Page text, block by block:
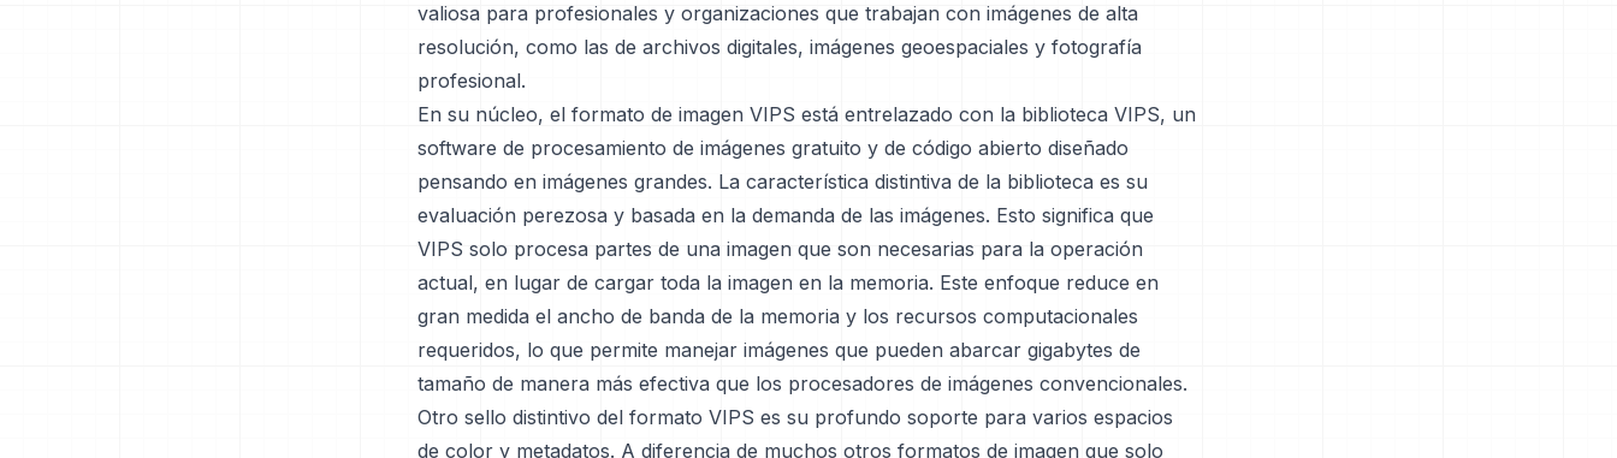
valiosa para profesionales y organizaciones que trabajan con imágenes de alta
resolución, como las de archivos digitales, imágenes geoespaciales y fotografía
profesional.
En su núcleo, el formato de imagen VIPS está entrelazado con la biblioteca VIPS, un
software de procesamiento de imágenes gratuito y de código abierto diseñado
pensando en imágenes grandes. La característica distintiva de la biblioteca es su
evaluación perezosa y basada en la demanda de las imágenes. Esto significa que
VIPS solo procesa partes de una imagen que son necesarias para la operación
actual, en lugar de cargar toda la imagen en la memoria. Este enfoque reduce en
gran medida el ancho de banda de la memoria y los recursos computacionales
requeridos, lo que permite manejar imágenes que pueden abarcar gigabytes de
tamaño de manera más efectiva que los procesadores de imágenes convencionales.
Otro sello distintivo del formato VIPS es su profundo soporte para varios espacios
de color y metadatos. A diferencia de muchos otros formatos de imagen que solo